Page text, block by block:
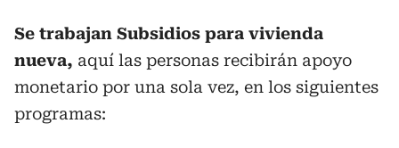
Se trabajan Subsidios para vivienda
nueva, aquí las personas recibirán apoyo
monetario por una sola vez, en los siguientes
programas: